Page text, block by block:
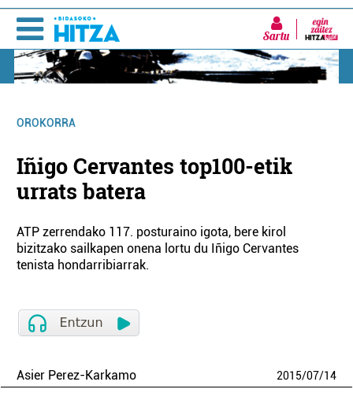
Sartu
OROKORRA
Iñigo Cervantes top100-etik
urrats batera
ATP zerrendako 117. posturaino igota, bere kirol
bizitzako sailkapen onena lortu du Iñigo Cervantes
tenista hondarribiarrak.
Asier Perez-Karkamo 2015/07/14